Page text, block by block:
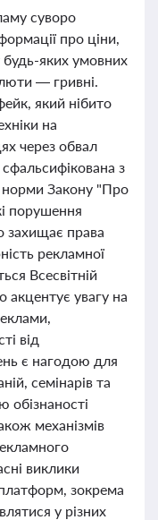
суворо
про ціни,
будь-яких умовних
— гривні.
який нібито
на
через обвал
з
норми Закону "Про
порушення
захищає права
рекламної
Всесвітній
акцентує увагу на
від
є нагодою для
семінарів та
обізнаності
механізмів
виклики
зокрема
у різних